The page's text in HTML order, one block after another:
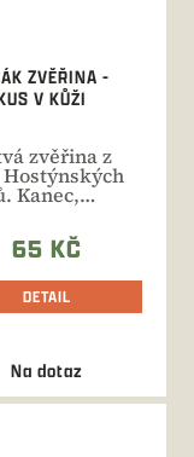
Na dotaz
ZVĚŘINA -
V KŮŽI
zvěřina z
Kanec,
sele ve
20-80...
65 KČ
DETAIL